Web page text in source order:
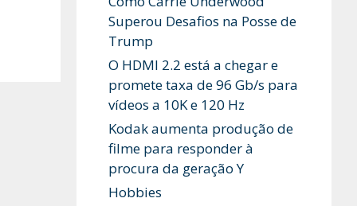
Superou Desafios na Posse de
Trump
O HDMI 2.2 está a chegar e
promete taxa de 96 Gb/s para
vídeos a 10K e 120 Hz
Kodak aumenta produção de
filme para responder à
procura da geração Y
Hobbies